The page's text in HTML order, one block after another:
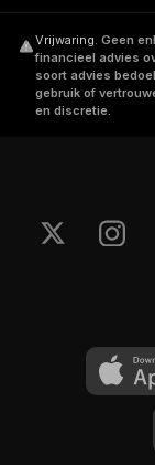
Vrijwaring. Geen
financieel advies
soort advies
gebruik of
en discretie.